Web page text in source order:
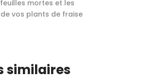
mortes et les
vos plants de fraise
similaires